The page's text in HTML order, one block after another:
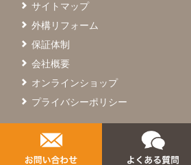
サイトマップ
外構リフォーム
保証体制
会社概要
オンラインショップ
プライバシーポリシー
© SAIGO Co.,Ltd.